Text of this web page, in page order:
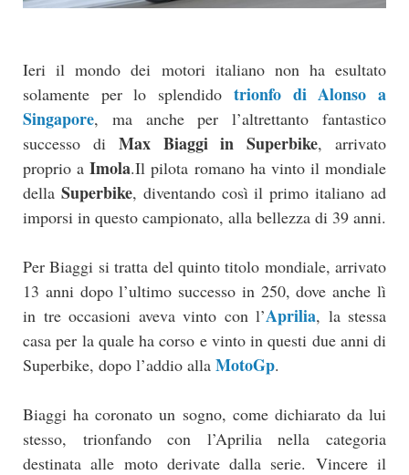
Ieri il mondo dei motori italiano non ha esultato
solamente per lo splendido trionfo di Alonso a
Singapore, ma anche per l’altrettanto fantastico
successo di Max Biaggi in Superbike, arrivato
proprio aImola.Il pilota romano ha vinto il mondiale
della Superbike, diventando così il primo italiano ad
imporsi in questo campionato, alla bellezza di 39 anni.
Per Biaggi si tratta del quinto titolo mondiale, arrivato
13 anni dopo l’ultimo successo in 250, dove anche lì
in tre occasioni aveva vinto con l’Aprilia, la stessa
casa per la quale ha corso e vinto in questi due anni di
Superbike, dopo l’addio alla MotoGp.
Biaggi ha coronato un sogno, come dichiarato da lui
stesso, trionfando con l’Aprilia nella categoria
destinata alle moto derivate dalla serie. Vincere il